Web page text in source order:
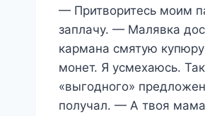
— Притворитесь моим
заплачу. — Малявка
кармана смятую
монет. Я усмехаюсь.
«выгодного»
получал. — А твоя